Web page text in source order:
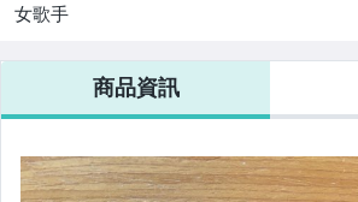
女歌手
商品資訊